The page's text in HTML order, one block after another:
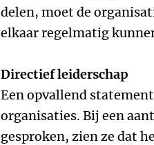
delen, moet de
elkaar regelmatig
Directief leiderschap
Een opvallend
organisaties. Bij een
gesproken, zien ze dat